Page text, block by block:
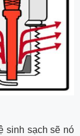
sinh sạch sẽ nó